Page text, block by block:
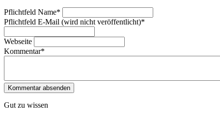
Pflichtfeld Name*
Pflichtfeld E-Mail (wird nicht veröffentlicht)*
Webseite
Kommentar*
Gut zu wissen